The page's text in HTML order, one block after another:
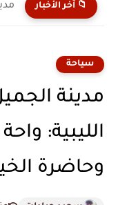
📁 آخر الأخبار
سياحة
الليبية:
وحاضرة